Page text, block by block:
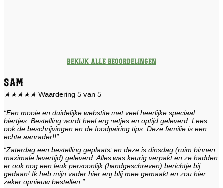
Bekijk alle beoordelingen
Sam
★★★★★ Waardering 5 van 5
“Een mooie en duidelijke webstite met veel heerlijke speciaal
biertjes. Bestelling wordt heel erg netjes en optijd geleverd. Lees
ook de beschrijvingen en de foodpairing tips. Deze familie is een
echte aanrader!!”
“Zaterdag een bestelling geplaatst en deze is dinsdag (ruim binnen
maximale levertijd) geleverd. Alles was keurig verpakt en ze hadden
er ook nog een leuk persoonlijk (handgeschreven) berichtje bij
gedaan! Ik heb mijn vader hier erg blij mee gemaakt en zou hier
zeker opnieuw bestellen.”